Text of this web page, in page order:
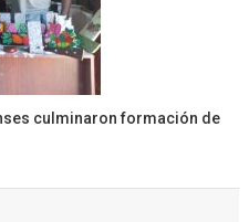
culminaron formación de